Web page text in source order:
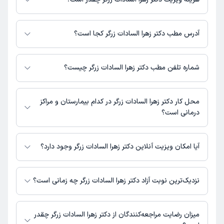
مبلغ ویزیت دکتر زهرا السادات زرگر با توجه به نوع ویزیت تغییر می‌کند.
هزینه مشاوره پزشکی تلفنی: 300000 تومان
آدرس مطب دکتر زهرا السادات زرگر کجا است؟
دکتر زهرا السادات زرگر 1 مطب فعال دارند. آدرس مطب‌های دکتر زهرا السادات
زرگر به شرح زیر است.
گلستان، درمانگاه شفا
شماره تلفن مطب دکتر زهرا السادات زرگر چیست؟
مطب درمانگاه شفا : 02173014800
محل کار دکتر زهرا السادات زرگر در کدام بیمارستان و مراکز
درمانی است؟
اطلاعاتی درباره محل فعالیت دکتر زهرا السادات زرگر در مراکز درمانی در دسترس
نیست.
آیا امکان ویزیت آنلاین دکتر زهرا السادات زرگر وجود دارد؟
در حال حاضر دکتر زهرا السادات زرگر مشاوره پزشکی تلفنی فعال دارند.
نزدیک‌ترین نوبت آزاد دکتر زهرا السادات زرگر چه زمانی است؟
دکتر زهرا السادات زرگر از روز شنبه 17 مرداد 1405 بیمار جدید می‌پذیرند.
میزان رضایت مراجعه‌کنندگان از دکتر زهرا السادات زرگر چقدر